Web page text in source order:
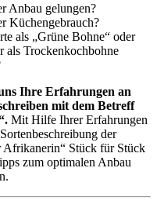
Anbau gelungen?
Küchengebrauch?
als „Grüne Bohne“ oder
als Trockenkochbohne
Ihre Erfahrungen an
mit dem Betreff
Mit Hilfe Ihrer Erfahrungen
der
Afrikanerin“ Stück für Stück
zum optimalen Anbau